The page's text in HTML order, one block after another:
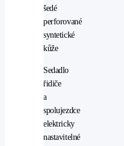
šedé
perforované
syntetické
kůže
Sedadlo
řidiče
a
spolujezdce
elektricky
nastavitelné